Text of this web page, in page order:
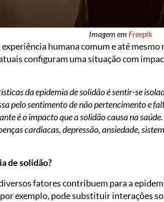
Imagem em Freepik
humana comum e até
configuram uma situação com
da epidemia de solidão é sentir-se
pelo sentimento de não pertencimento e
é o impacto que a solidão causa na
cardíacas, depressão, ansiedade,
de solidão?
fatores contribuem para a
exemplo, pode substituir interações